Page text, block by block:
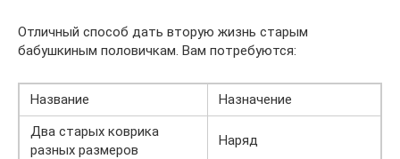
Отличный способ дать вторую жизнь старым
бабушкиным половичкам. Вам потребуются:
Название
Назначение
Два старых коврика
разных размеров
Наряд